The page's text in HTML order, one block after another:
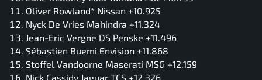
Oliver Rowland* Nissan +10.925
Nyck De Vries Mahindra +11.324
Jean-Eric Vergne DS Penske +11.496
Sébastien Buemi Envision +11.868
Stoffel Vandoorne Maserati MSG +12.159
Nick Cassidy Jaguar TCS +12.326